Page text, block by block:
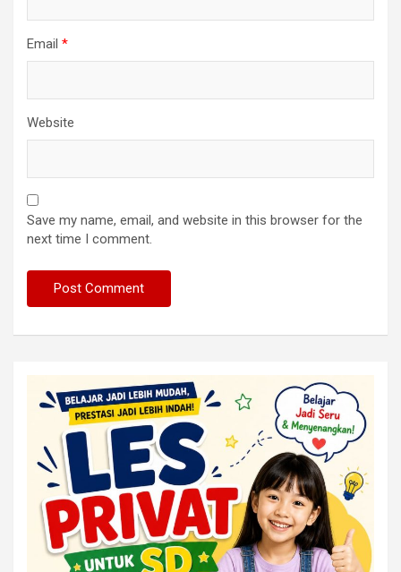
Email *
Website
Save my name, email, and website in this browser for the
next time I comment.